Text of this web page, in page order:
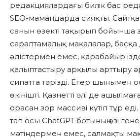
редакциялардағы билік бас
SEO-мамандарда сияқты. Сайтқа
санын өзекті тақырып бойынша
сараптамалық мақалалар, басқа
әдістермен емес, қарабайыр
қалыптастыру арқылы арттыру
сипатта тәрізді. Егер шынымен
өкінішті. Қазнетті әлі де
орасан зор массиві күтіп тұр
тап осы ChatGPT ботының өзі
мәтіндермен емес, салмақты